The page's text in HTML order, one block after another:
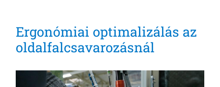
Ergonómiai optimalizálás az
oldalfalcsavarozásnál